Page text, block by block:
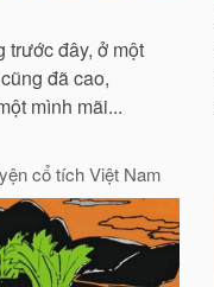
trước đây, ở một
đã cao,
mình mãi...
cổ tích Việt Nam